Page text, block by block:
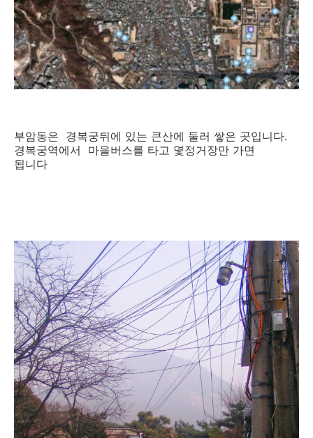
부암동은 경복궁뒤에 있는 큰산에 둘러 쌓은 곳입니다.
경복궁역에서 마을버스를 타고 몇정거장만 가면
됩니다